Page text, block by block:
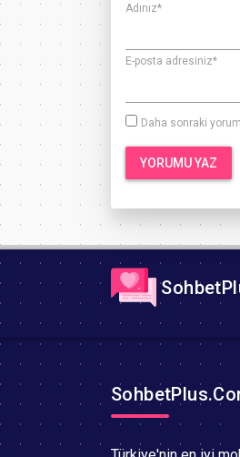
Adınız*
E-posta adresiniz*
Daha sonraki